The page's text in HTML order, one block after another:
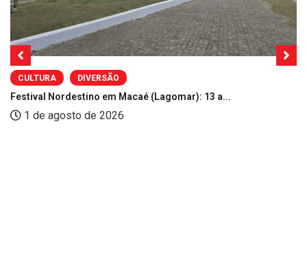
CULTURA DIVERSÃO
Festival Nordestino em Macaé (Lagomar): 13 a...
1 de agosto de 2026